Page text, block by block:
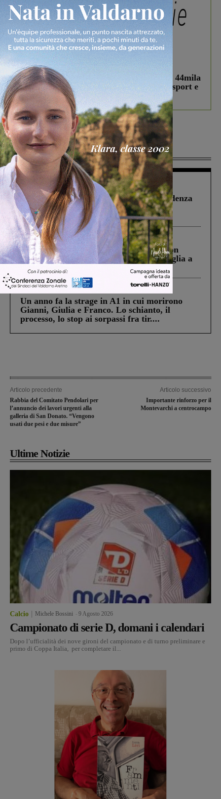
In vetrina 3 Agosto 2026
Estra Notizie agosto: Smart Cities, oltre 44mila
studenti coinvolti, torna il bando per lo sport e
debutta il podcast Estrair
Più lette
Figline Incisa Valdarno 1 Agosto 2026
Piscina di Figline finanziata oltre la scadenza
Pnrr, il gruppo di Fratelli d’Italia: “Un
ringraziamento al Governo”
Cronaca 3 Agosto 2026
Scomparso da una struttura di Castiglion
Fiorentino l’uomo che aveva ucciso la figlia a
Levane nel 2020
Cronaca 4 Agosto 2026
Un anno fa la strage in A1 in cui morirono
Gianni, Giulia e Franco. Lo schianto, il
processo, lo stop ai sorpassi fra tir....
Articolo precedente
Rabbia del Comitato Pendolari per
l’annuncio dei lavori urgenti alla
galleria di San Donato. “Vengono
usati due pesi e due misure”
Articolo successivo
Importante rinforzo per il
Montevarchi a centrocampo
Ultime Notizie
Calcio Michele Bossini 9 Agosto 2026
Campionato di serie D, domani i calendari
Dopo l’ufficialità dei nove gironi del campionato e di turno preliminare e
primo di Coppa Italia, per completare il...